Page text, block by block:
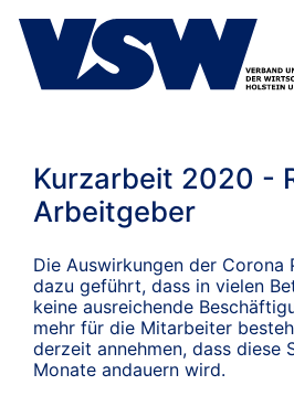
Kurzarbeit 2020 -
Arbeitgeber
Die Auswirkungen der Corona
dazu geführt, dass in vielen
keine ausreichende
mehr für die Mitarbeiter
derzeit annehmen, dass diese
Monate andauern wird.